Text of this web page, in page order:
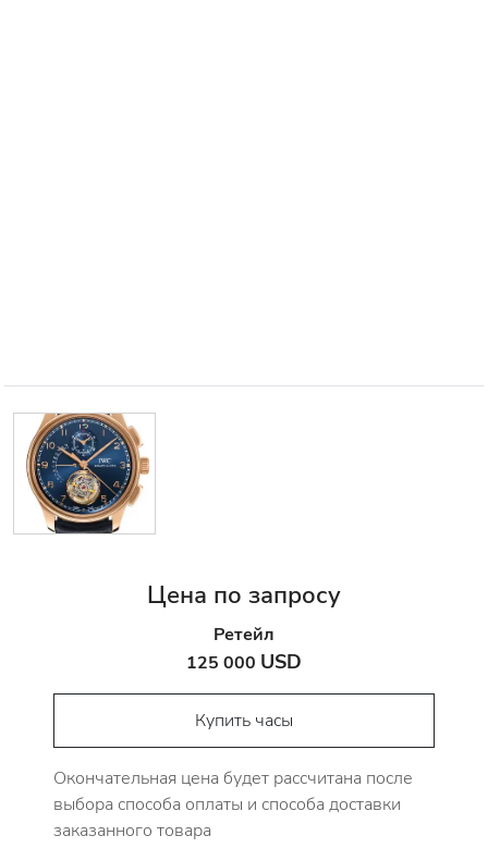
Цена по запросу
Ретейл
125 000 USD
Купить часы
Окончательная цена будет рассчитана после
выбора способа оплаты и способа доставки
заказанного товара